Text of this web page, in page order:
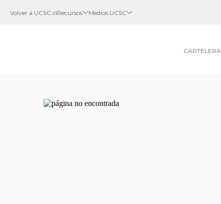
Volver a UCSC.clRecursos Medios UCSC
CARTELERA